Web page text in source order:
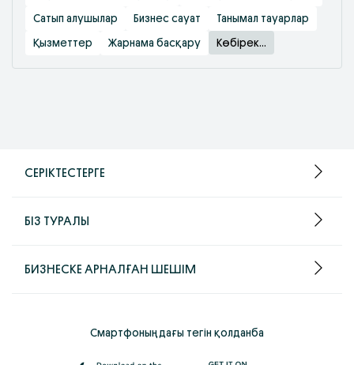
Сатып алушылар Бизнес сауат Танымал тауарлар
Қызметтер Жарнама басқару Көбірек...
СЕРІКТЕСТЕРГЕ
БІЗ ТУРАЛЫ
БИЗНЕСКЕ АРНАЛҒАН ШЕШІМ
Смартфоныңдағы тегін қолданба